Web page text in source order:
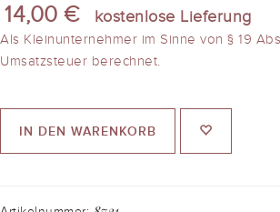
14,00 € kostenlose Lieferung
Als Kleinunternehmer im Sinne von § 19
Umsatzsteuer berechnet.
IN DEN WARENKORB